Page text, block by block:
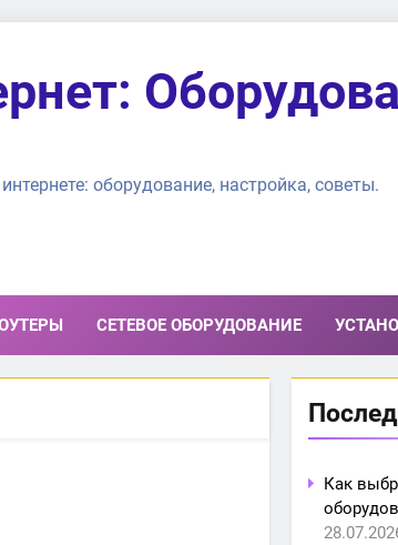
оборудование, настройка, советы.
СЕТЕВОЕ ОБОРУДОВАНИЕ
Как